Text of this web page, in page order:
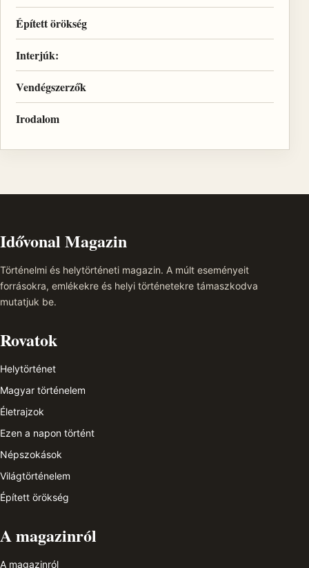
Épített örökség
Interjúk:
Vendégszerzők
Irodalom
Idővonal Magazin
Történelmi és helytörténeti magazin. A múlt eseményeit
forrásokra, emlékekre és helyi történetekre támaszkodva
mutatjuk be.
Rovatok
Helytörténet
Magyar történelem
Életrajzok
Ezen a napon történt
Népszokások
Világtörténelem
Épített örökség
A magazinról
A magazinról